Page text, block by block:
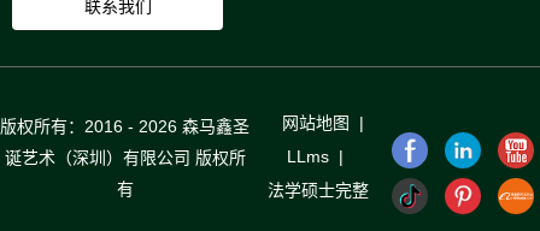
版权所有：2016 - 2026 森马鑫圣
诞艺术（深圳）有限公司 版权所
有
网站地图
|
LLms |
法学硕士完整